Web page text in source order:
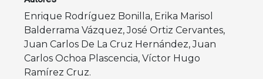
Enrique Rodríguez Bonilla, Erika Marisol
Balderrama Vázquez,José Ortiz Cervantes,
Juan Carlos De La Cruz Hernández,Juan
Carlos Ochoa Plascencia, Víctor Hugo
Ramírez Cruz.